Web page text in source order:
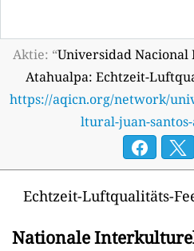
Aktie: “Universidad
Atahualpa: Echtzeit-
https://aqicn.org/network/
ltural-juan-
Echtzeit-Luftqualitäts-
Nationale